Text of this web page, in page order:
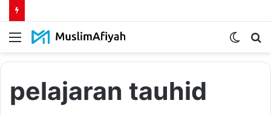
Menu
Switch
pelajaran tauhid